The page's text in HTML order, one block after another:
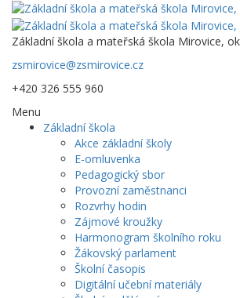
Základní škola a mateřská škola Mirovice,
zsmirovice@zsmirovice.cz
+420 326 555 960
Menu
Základní škola
Akce základní školy
E-omluvenka
Pedagogický sbor
Provozní zaměstnanci
Rozvrhy hodin
Zájmové kroužky
Harmonogram školního roku
Žákovský parlament
Školní časopis
Digitální učební materiály